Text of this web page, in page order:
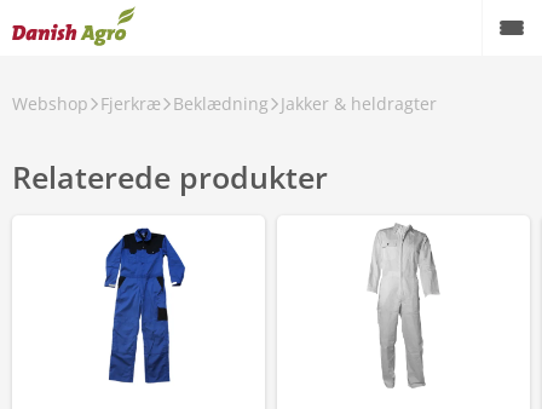
Webshop Fjerkræ Beklædning Jakker & heldragter
Relaterede produkter